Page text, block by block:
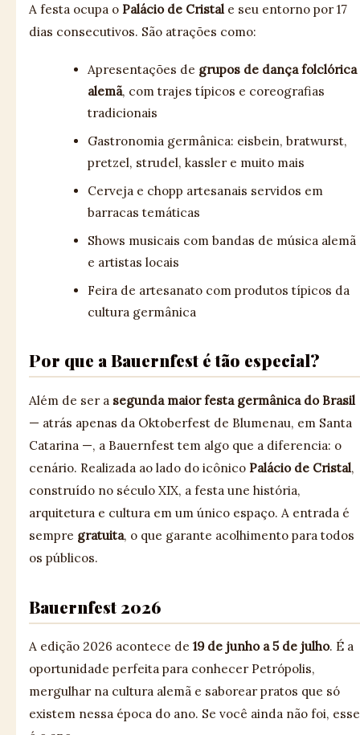
A festa ocupa o Palácio de Cristal e seu entorno por 17
dias consecutivos. São atrações como:
Apresentações de grupos de dança folclórica
alemã, com trajes típicos e coreografias
tradicionais
Gastronomia germânica: eisbein, bratwurst,
pretzel, strudel, kassler e muito mais
Cerveja e chopp artesanais servidos em
barracas temáticas
Shows musicais com bandas de música alemã
e artistas locais
Feira de artesanato com produtos típicos da
cultura germânica
Por que a Bauernfest é tão especial?
Além de ser a segunda maior festa germânica do Brasil
— atrás apenas da Oktoberfest de Blumenau, em Santa
Catarina —, a Bauernfest tem algo que a diferencia: o
cenário. Realizada ao lado do icônico Palácio de Cristal,
construído no século XIX, a festa une história,
arquitetura e cultura em um único espaço. A entrada é
sempre gratuita, o que garante acolhimento para todos
os públicos.
Bauernfest 2026
A edição 2026 acontece de 19 de junho a 5 de julho. É a
oportunidade perfeita para conhecer Petrópolis,
mergulhar na cultura alemã e saborear pratos que só
existem nessa época do ano. Se você ainda não foi, esse